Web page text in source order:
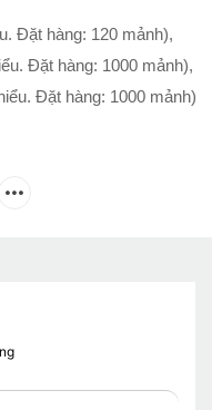
Đặt hàng: 120 mảnh),
Đặt hàng: 1000 mảnh),
Đặt hàng: 1000 mảnh)